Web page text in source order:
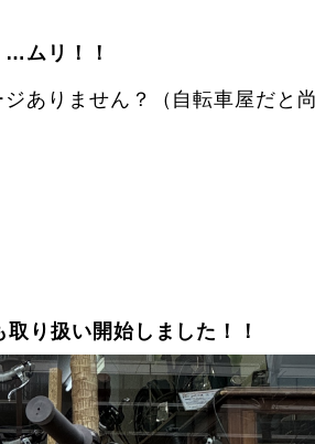
…ムリ！！
ありません？（自転車屋だと
り扱い開始しました！！